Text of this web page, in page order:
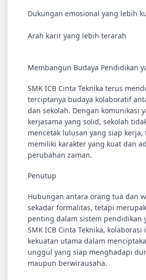
Dukungan emosional yang lebih
Arah karir yang lebih terarah
Membangun Budaya Pendidikan
SMK ICB Cinta Teknika terus
terciptanya budaya kolaboratif
dan sekolah. Dengan komunikasi
kerjasama yang solid, sekolah
mencetak lulusan yang siap
memiliki karakter yang kuat dan
perubahan zaman.
Penutup
Hubungan antara orang tua dan
sekadar formalitas, tetapi
penting dalam sistem pendidikan
SMK ICB Cinta Teknika,
kekuatan utama dalam
unggul yang siap menghadapi
maupun berwirausaha.